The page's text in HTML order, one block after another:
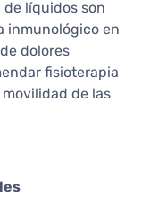
líquidos son
inmunológico en
dolores
fisioterapia
de las